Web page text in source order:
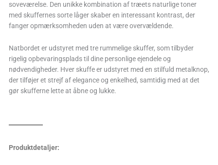
soveværelse. Den unikke kombination af træets naturlige toner
med skuffernes sorte låger skaber en interessant kontrast, der
fanger opmærksomheden uden at være overvældende.
Natbordet er udstyret med tre rummelige skuffer, som tilbyder
rigelig opbevaringsplads til dine personlige ejendele og
nødvendigheder. Hver skuffe er udstyret med en stilfuld metalknop,
der tilføjer et strejf af elegance og enkelhed, samtidig med at det
gør skufferne lette at åbne og lukke.
Produktdetaljer: